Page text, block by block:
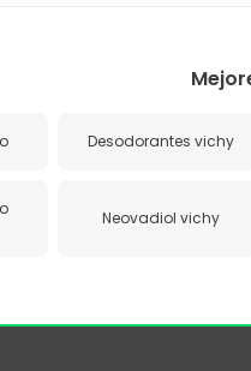
Desodorantes vichy
Neovadiol vichy